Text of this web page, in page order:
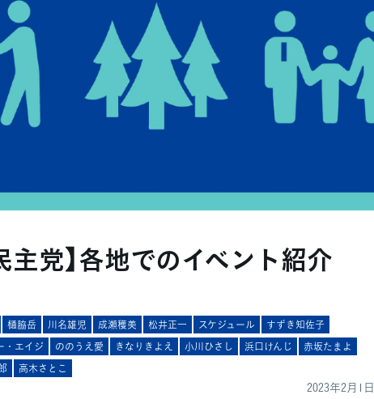
主党】各地でのイベント紹介
樋脇岳 川名雄児 成瀬穫美 松井正一 スケジュール
すずき知佐子
・エイジ ののうえ愛 きなりきよえ 小川ひさし 浜口けんじ
赤坂たまよ
高木さとこ
2023年2月1日